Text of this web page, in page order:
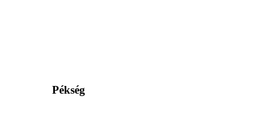
Pékség